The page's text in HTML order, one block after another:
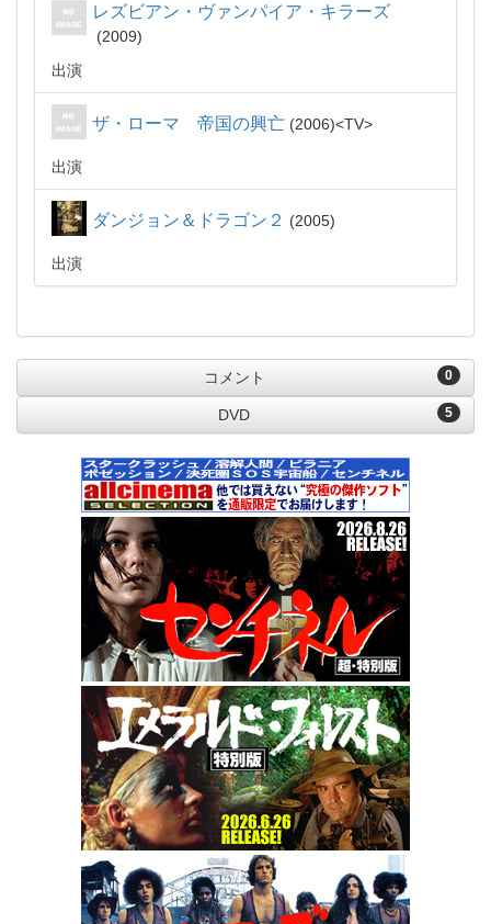
レズビアン・ヴァンパイア・キラーズ
2009
出演
ザ・ローマ 帝国の興亡 2006 TV
出演
ダンジョン＆ドラゴン２ 2005
出演
0
コメント
5
DVD